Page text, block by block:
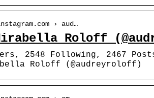
› aud…
Roloff
2548 Following, 2467
Roloff (@audreyroloff)